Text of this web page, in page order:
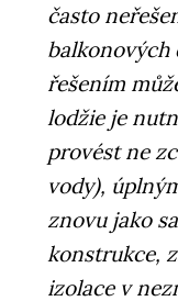
často
balkonových
řešením
lodžie je
provést ne
vody),
znovu jako
konstrukce,
izolace v